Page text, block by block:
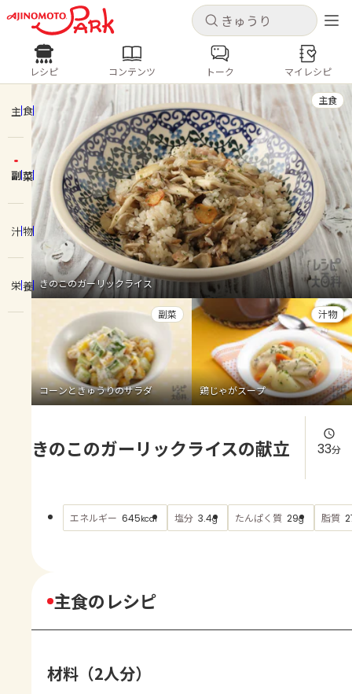
キャンセル
ログインするとレシピを保存できます
ログイン 新規登録
ホーム
コンテンツ
レシピ
トーク
よくあるお問い合わせ
お買い物
AJINOMOTO PARK とは
キャンセル
レシピ コンテンツ
人気の食材・レシピ
きゅうり なす トマト
とうもろこし
ピーマン
みょうが ゴーヤ
レシピ コンテンツ トーク マイレシピ
主食
副菜
汁物
栄養 きのこのガーリックライス
主食
コーンときゅうりのサラダ
副菜
鶏じゃがスープ
汁物
きのこのガーリックライスの献立 33分
エネルギー 645kcal 塩分 3.4g たんぱく質 29g 脂質
主食のレシピ
材料（2人分）